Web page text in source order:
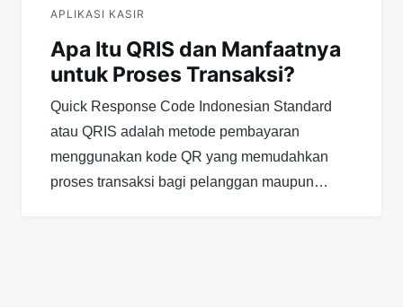
APLIKASI KASIR
Apa Itu QRIS dan Manfaatnya
untuk Proses Transaksi?
Quick Response Code Indonesian Standard
atau QRIS adalah metode pembayaran
menggunakan kode QR yang memudahkan
proses transaksi bagi pelanggan maupun…